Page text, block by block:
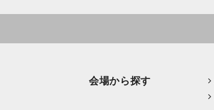
会場から探す